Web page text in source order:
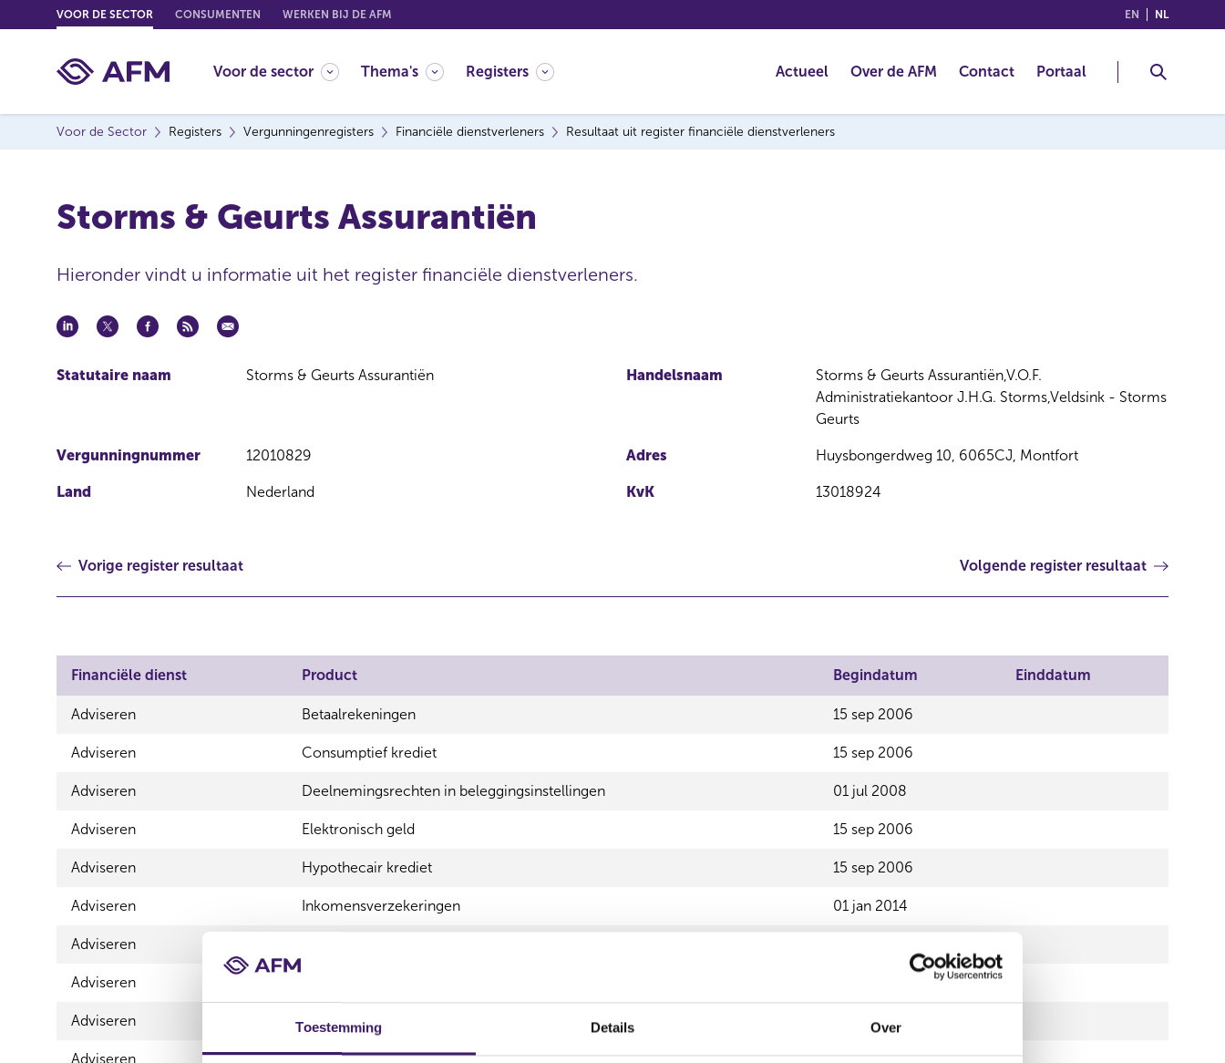
Toestemming Details Over
o
o
EN (ENGLISH)
NL
VOOR DE SECTOR CONSUMENTEN WERKEN BIJ DE AFM
Voor de sector Thema's Registers Actueel Over de AFM Contact Portaal
Voor de Sector Registers Vergunningenregisters Financiële dienstverleners Resultaat uit register financiële dienstverleners
Storms & Geurts Assurantiën
Hieronder vindt u informatie uit het register financiële dienstverleners.
Statutaire naam Storms & Geurts Assurantiën Handelsnaam
Storms & Geurts Assurantiën,V.O.F.
Administratiekantoor J.H.G. Storms,Veldsink - Storms
Geurts
Vergunningnummer 12010829 Adres Huysbongerdweg 10, 6065CJ, Montfort
Land Nederland KvK 13018924
Vorige register resultaat Volgende register resultaat
Financiële dienst Product Begindatum Einddatum
Adviseren Betaalrekeningen 15 sep 2006
Adviseren Consumptief krediet 15 sep 2006
Adviseren Deelnemingsrechten in beleggingsinstellingen 01 jul 2008
Adviseren Elektronisch geld 15 sep 2006
Adviseren Hypothecair krediet 15 sep 2006
Adviseren Inkomensverzekeringen 01 jan 2014
Adviseren
Adviseren
Adviseren Spaarrekeningen 15 sep 2006
Adviseren Vermogen 01 jan 2014